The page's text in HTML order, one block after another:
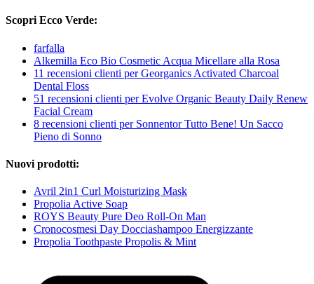
Scopri Ecco Verde:
farfalla
Alkemilla Eco Bio Cosmetic Acqua Micellare alla Rosa
11 recensioni clienti per Georganics Activated Charcoal
Dental Floss
51 recensioni clienti per Evolve Organic Beauty Daily Renew
Facial Cream
8 recensioni clienti per Sonnentor Tutto Bene! Un Sacco
Pieno di Sonno
Nuovi prodotti:
Avril 2in1 Curl Moisturizing Mask
Propolia Active Soap
ROYS Beauty Pure Deo Roll-On Man
Cronocosmesi Day Docciashampoo Energizzante
Propolia Toothpaste Propolis & Mint